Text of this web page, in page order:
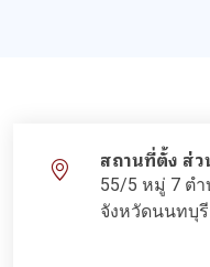
สถานที่ตั้ง ส่ว
55/5 หมู่ 7 ต
จังหวัดนนทบุรี